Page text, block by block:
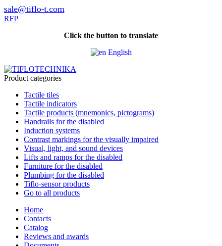
sale@tiflo-t.com
RFP
Click the button to translate
English
Product categories
Tactile tiles
Tactile indicators
Tactile products (mnemonics, pictograms)
Handrails for the disabled
Induction systems
Contrast markings for the visually impaired
Visual, light, and sound devices
Lifts and ramps for the disabled
Furniture for the disabled
Plumbing for the disabled
Tiflo-sensor products
Go to all products
Home
Contacts
Catalog
Reviews and awards